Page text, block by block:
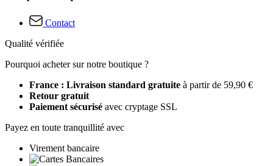
Contact
Qualité vérifiée
Pourquoi acheter sur notre boutique ?
France : Livraison standard gratuite à partir de 59,90 €
Retour gratuit
Paiement sécurisé avec cryptage SSL
Payez en toute tranquillité avec
Virement bancaire